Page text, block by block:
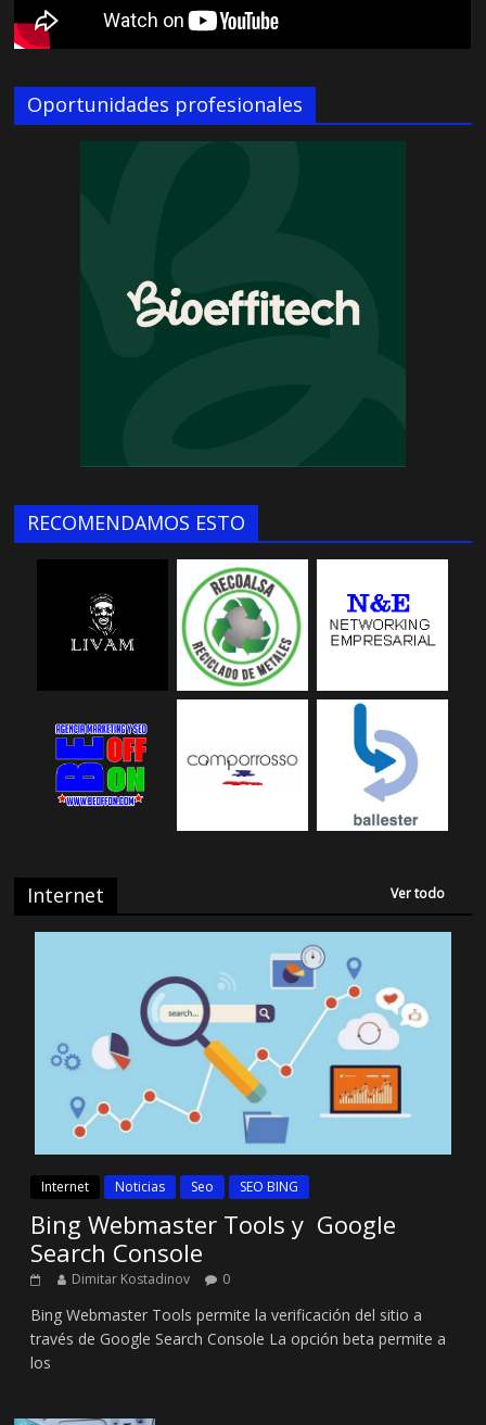
Oportunidades profesionales
RECOMENDAMOS ESTO
Internet Ver todo
Internet Noticias Seo SEO BING
Bing Webmaster Tools y Google
Search Console
Dimitar Kostadinov 0
Bing Webmaster Tools permite la verificación del sitio a
través de Google Search Console La opción beta permite a
los